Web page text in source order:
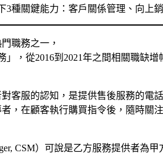
種關鍵能力：客戶關係管理、向上
職務之一，
，從2016到2021年之間相關職缺增
客服的認知，是提供售後服務的電話
，在顧客執行購買指令後，隨時關
CSM）可說是乙方服務提供者為